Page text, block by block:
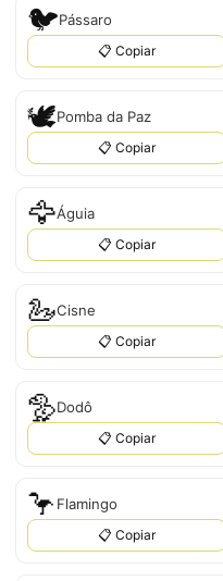
🐦Pássaro
📋 Copiar
🕊️Pomba da Paz
📋 Copiar
🦅Águia
📋 Copiar
🦢Cisne
📋 Copiar
🦤Dodô
📋 Copiar
🦩 Flamingo
📋 Copiar